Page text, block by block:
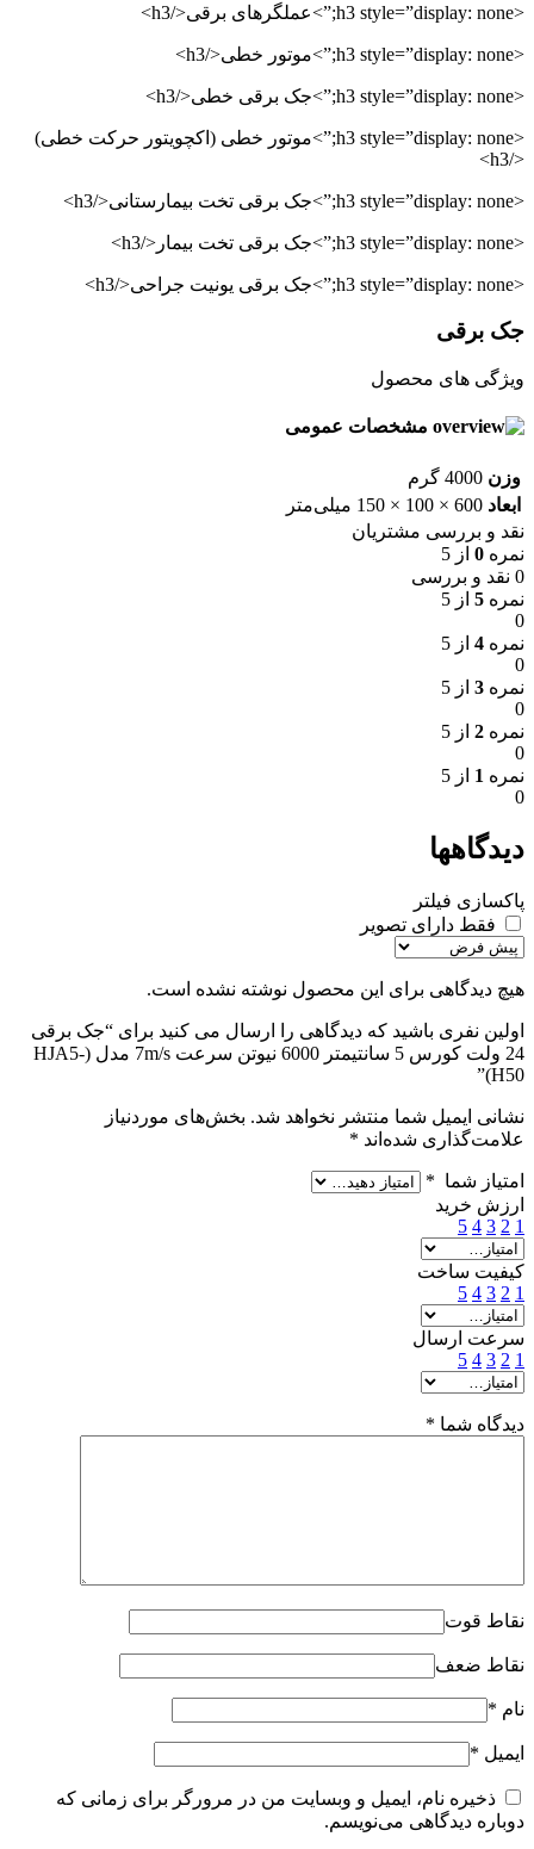
<h3 style=”display: none;”>عملگرهای برقی</h3>
<h3 style=”display: none;”>موتور خطی</h3>
<h3 style=”display: none;”>جک برقی خطی</h3>
<h3 style=”display: none;”>موتور خطی (اکچویتور حرکت خطی)
</h3>
<h3 style=”display: none;”>جک برقی تخت بیمارستانی</h3>
<h3 style=”display: none;”>جک برقی تخت بیمار</h3>
<h3 style=”display: none;”>جک برقی یونیت جراحی</h3>
جک‌ برقی
ویژگی های محصول
مشخصات عمومی
وزن 4000 گرم
ابعاد 600 × 100 × 150 میلی‌متر
نقد و بررسی مشتریان
نمره 0 از 5
0 نقد و بررسی
نمره 5 از 5
0
نمره 4 از 5
0
نمره 3 از 5
0
نمره 2 از 5
0
نمره 1 از 5
0
دیدگاهها
پاکسازی فیلتر
فقط دارای تصویر
هیچ دیدگاهی برای این محصول نوشته نشده است.
اولین نفری باشید که دیدگاهی را ارسال می کنید برای “جک برقی
24 ولت کورس 5 سانتیمتر 6000 نیوتن سرعت 7m/s مدل (HJA5-
H50)”
نشانی ایمیل شما منتشر نخواهد شد. بخش‌های موردنیاز
علامت‌گذاری شده‌اند *
امتیاز شما *
ارزش خرید
1
2
3
4
5
کیفیت ساخت
1
2
3
4
5
سرعت ارسال
1
2
3
4
5
دیدگاه شما *
نقاط قوت
نقاط ضعف
نام *
ایمیل *
ذخیره نام، ایمیل و وبسایت من در مرورگر برای زمانی که
دوباره دیدگاهی می‌نویسم.